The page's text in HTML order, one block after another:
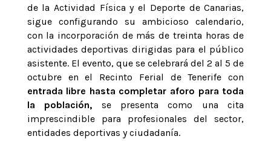
de la Actividad Física y el Deporte de Canarias,
sigue configurando su ambicioso calendario,
con la incorporación de más de treinta horas de
actividades deportivas dirigidas para el público
asistente. El evento, que se celebrará del 2 al 5 de
octubre en el Recinto Ferial de Tenerife con
entrada libre hasta completar aforo para toda
la población, se presenta como una cita
imprescindible para profesionales del sector,
entidades deportivas y ciudadanía.